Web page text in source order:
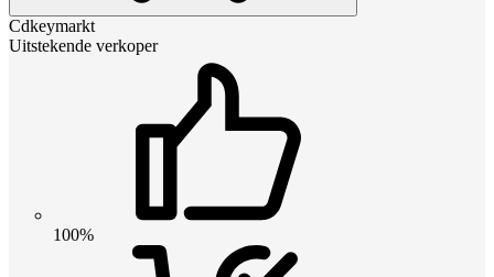
Cdkeymarkt
Uitstekende verkoper
100%